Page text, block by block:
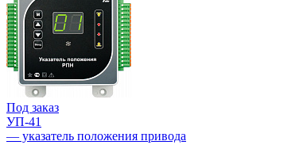
Под заказ
УП-41
— указатель положения привода